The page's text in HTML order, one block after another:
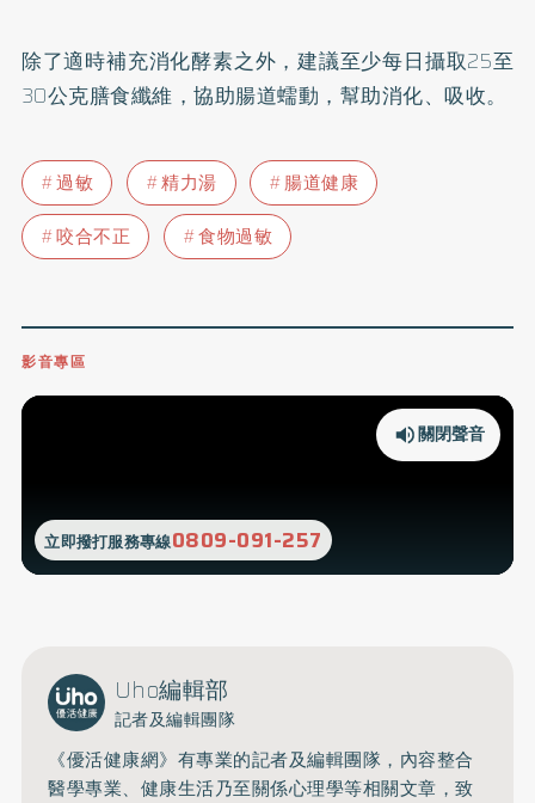
除了適時補充消化酵素之外，建議至少每日攝取25至
30公克膳食纖維，協助腸道蠕動，幫助消化、吸收。
過敏 精力湯
腸道健康
咬合不正
食物過敏
影音專區
立即撥打服務專線0809-091-257
關閉聲音
Uho編輯部
記者及編輯團隊
《優活健康網》有專業的記者及編輯團隊，內容整合
醫學專業、健康生活乃至關係心理學等相關文章，致